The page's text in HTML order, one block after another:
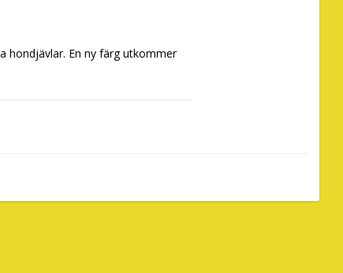
hondjävlar. En ny färg utkommer